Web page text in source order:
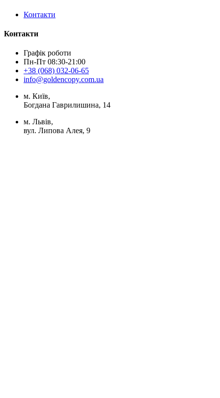
Контакти
Контакти
Графік роботи
Пн-Пт 08:30-21:00
+38 (068) 032-06-65
info@goldencopy.com.ua
м. Київ,
Богдана Гаврилишина, 14
м. Львів,
вул. Липова Алея, 9